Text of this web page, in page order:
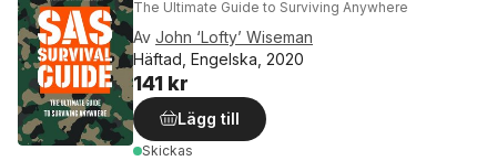
The Ultimate Guide to Surviving Anywhere
Av John ‘Lofty’ Wiseman
Häftad, Engelska, 2020
141 kr
Lägg till
Skickas